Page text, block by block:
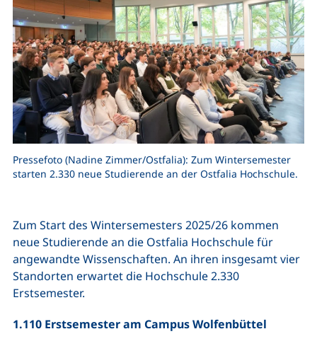
Pressefoto (Nadine Zimmer/Ostfalia): Zum Wintersemester
starten 2.330 neue Studierende an der Ostfalia Hochschule.
Zum Start des Wintersemesters 2025/26 kommen
neue Studierende an die Ostfalia Hochschule für
angewandte Wissenschaften. An ihren insgesamt vier
Standorten erwartet die Hochschule 2.330
Erstsemester.
1.110 Erstsemester am Campus Wolfenbüttel